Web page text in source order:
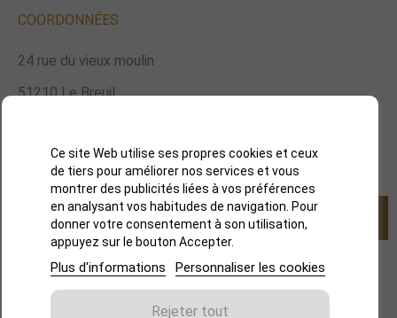
COORDONNÉES
24 rue du vieux moulin
51210 Le Breuil
didier.depit@orange.fr
Ce site Web utilise ses propres cookies et ceux
de tiers pour améliorer nos services et vous
montrer des publicités liées à vos préférences
en analysant vos habitudes de navigation. Pour
donner votre consentement à son utilisation,
appuyez sur le bouton Accepter.
Plus d'informations Personnaliser les cookies
Rejeter tout